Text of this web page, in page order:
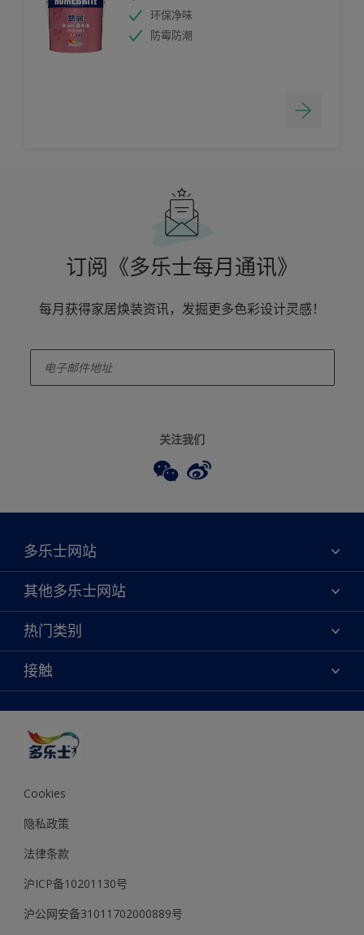
环保净味
防霉防潮
订阅《多乐士每月通讯》
每月获得家居焕装资讯，发掘更多色彩设计灵感！
关注我们
多乐士网站
关于我们
联系我们
查找店铺
绿色工厂
其他多乐士网站
焕新服务
多乐士专业
天猫官方旗舰店
抖音官方旗舰店
热门类别
颜色
产品
创意灵感
装修建议
可持续发展
多乐士2025年度色彩 - 金盏黄
接触
颜色准确性
Cookies
隐私政策
法律条款
沪ICP备10201130号
沪公网安备31011702000889号